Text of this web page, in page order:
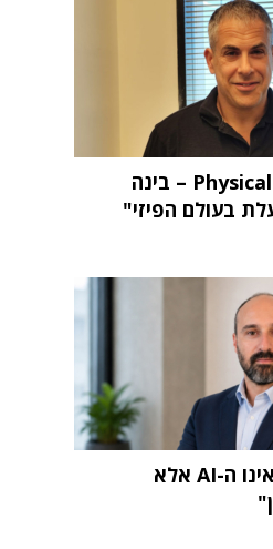
"העתיד הוא Physical AI – בינה
בעולם הפיזי"
"האתגר הגדול אינו ה-AI אלא